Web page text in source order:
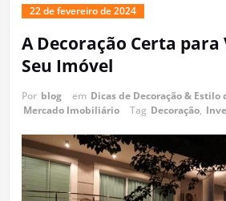
22 de fevereiro de 2024
A Decoração Certa
Seu Imóvel
Por blog em Dicas de Decoração & Estilo
Mercado Imobiliário
Tag Decoração,